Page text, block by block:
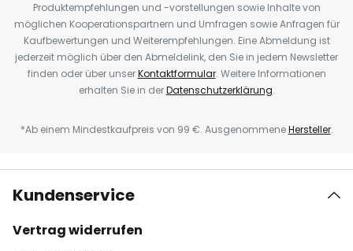
Produktempfehlungen und -vorstellungen sowie Inhalte von
möglichen Kooperationspartnern und Umfragen sowie Anfragen für
Kaufbewertungen und Weiterempfehlungen. Eine Abmeldung ist
jederzeit möglich über den Abmeldelink, den Sie in jedem Newsletter
finden oder über unserKontaktformular. Weitere Informationen
erhalten Sie in derDatenschutzerklärung.
*Ab einem Mindestkaufpreis von 99 €. AusgenommeneHersteller.
Kundenservice
Vertrag widerrufen